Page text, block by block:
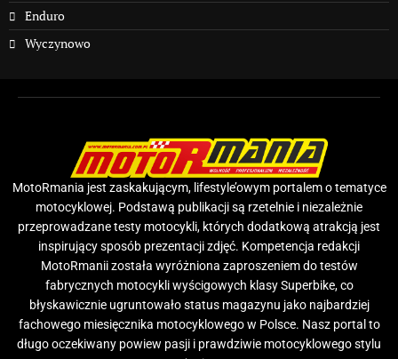
Enduro
Wyczynowo
MotoRmania jest zaskakującym, lifestyle’owym portalem o tematyce
motocyklowej. Podstawą publikacji są rzetelnie i niezależnie
przeprowadzane testy motocykli, których dodatkową atrakcją jest
inspirujący sposób prezentacji zdjęć. Kompetencja redakcji
MotoRmanii została wyróżniona zaproszeniem do testów
fabrycznych motocykli wyścigowych klasy Superbike, co
błyskawicznie ugruntowało status magazynu jako najbardziej
fachowego miesięcznika motocyklowego w Polsce. Nasz portal to
długo oczekiwany powiew pasji i prawdziwie motocyklowego stylu